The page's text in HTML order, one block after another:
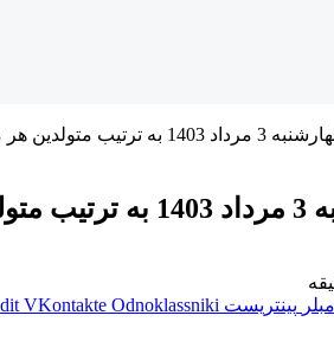
ترتیب متولدین هر ماه
ماه
پینتریست VKontakte Odnoklassniki